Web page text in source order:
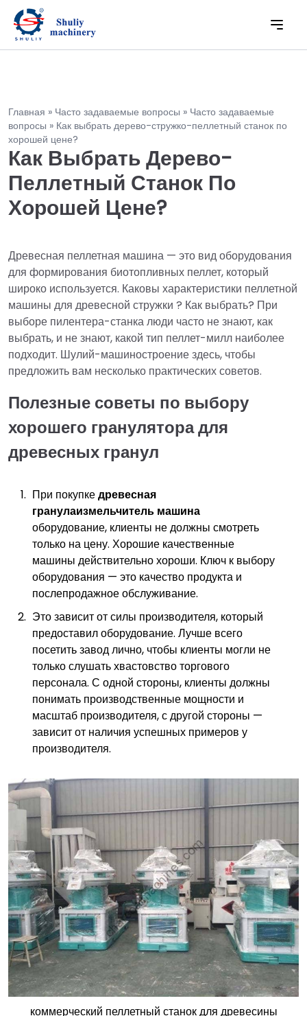
Главная » Часто задаваемые вопросы » Часто задаваемые
вопросы » Как выбрать дерево-стружко-пеллетный станок по
хорошей цене?
Как Выбрать Дерево-
Пеллетный Станок По
Хорошей Цене?
Древесная пеллетная машина — это вид оборудования
для формирования биотопливных пеллет, который
широко используется. Каковы характеристики пеллетной
машины для древесной стружки ? Как выбрать? При
выборе пилентера-станка люди часто не знают, как
выбрать, и не знают, какой тип пеллет-милл наиболее
подходит. Шулий-машиностроение здесь, чтобы
предложить вам несколько практических советов.
Полезные советы по выбору
хорошего гранулятора для
древесных гранул
При покупкедревесная
гранулаизмельчитель машина
оборудование, клиенты не должны смотреть
только на цену. Хорошие качественные
машины действительно хороши. Ключ к выбору
оборудования — это качество продукта и
послепродажное обслуживание.
Это зависит от силы производителя, который
предоставил оборудование. Лучше всего
посетить завод лично, чтобы клиенты могли не
только слушать хвастовство торгового
персонала. С одной стороны, клиенты должны
понимать производственные мощности и
масштаб производителя, с другой стороны —
зависит от наличия успешных примеров у
производителя.
коммерческий пеллетный станок для древесины